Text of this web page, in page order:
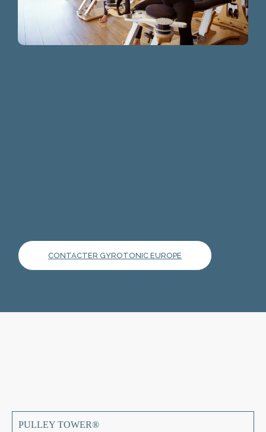
CONTACTER GYROTONIC EUROPE
PULLEY TOWER®